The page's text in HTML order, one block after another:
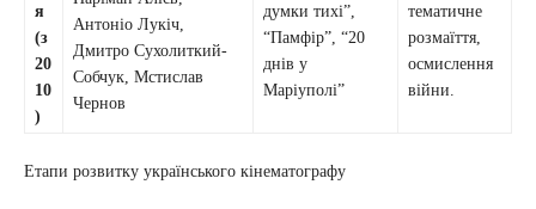
я
(з
20
10
)
Антоніо Лукіч,
Дмитро Сухолиткий-
Собчук, Мстислав
Чернов
думки тихі”,
“Памфір”, “20
днів у
Маріуполі”
тематичне
розмаїття,
осмислення
війни.
Етапи розвитку українського кінематографу